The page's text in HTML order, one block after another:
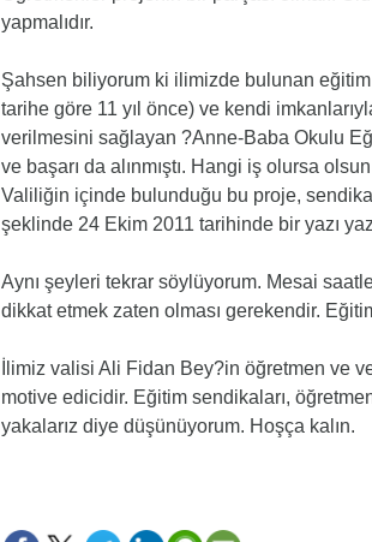
yapmalıdır.
Şahsen biliyorum ki ilimizde bulunan eğitim
tarihe göre 11 yıl önce) ve kendi
verilmesini sağlayan ?Anne-Baba Okulu
ve başarı da alınmıştı. Hangi iş olursa
Valiliğin içinde bulunduğu bu proje,
şeklinde 24 Ekim 2011 tarihinde bir yazı
Aynı şeyleri tekrar söylüyorum. Mesai
dikkat etmek zaten olması gerekendir.
İlimiz valisi Ali Fidan Bey?in öğretmen ve
motive edicidir. Eğitim sendikaları,
yakalarız diye düşünüyorum. Hoşça kalın.